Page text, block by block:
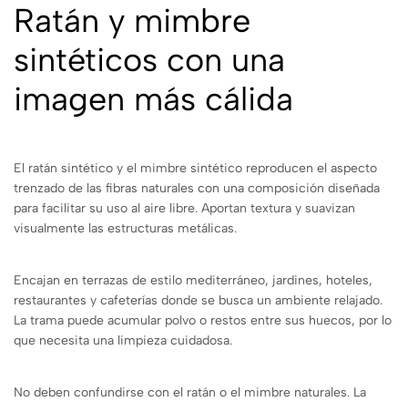
Ratán y mimbre
sintéticos con una
imagen más cálida
El ratán sintético y el mimbre sintético reproducen el aspecto
trenzado de las fibras naturales con una composición diseñada
para facilitar su uso al aire libre. Aportan textura y suavizan
visualmente las estructuras metálicas.
Encajan en terrazas de estilo mediterráneo, jardines, hoteles,
restaurantes y cafeterías donde se busca un ambiente relajado.
La trama puede acumular polvo o restos entre sus huecos, por lo
que necesita una limpieza cuidadosa.
No deben confundirse con el ratán o el mimbre naturales. La